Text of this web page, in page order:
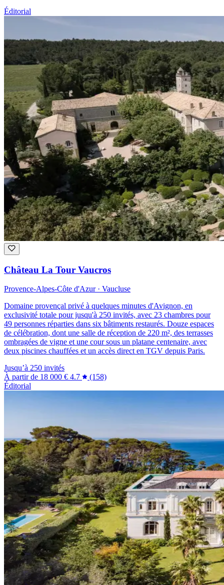
Éditorial
Château La Tour Vaucros
Provence-Alpes-Côte d'Azur · Vaucluse
Domaine provençal privé à quelques minutes d'Avignon, en
exclusivité totale pour jusqu'à 250 invités, avec 23 chambres pour
49 personnes réparties dans six bâtiments restaurés. Douze espaces
de célébration, dont une salle de réception de 220 m², des terrasses
ombragées de vigne et une cour sous un platane centenaire, avec
deux piscines chauffées et un accès direct en TGV depuis Paris.
Jusqu’à 250 invités
À partir de 18 000 € 4.7
(158)
Éditorial